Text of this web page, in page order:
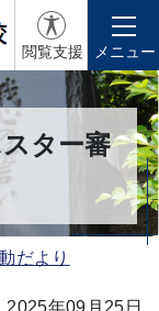
閲覧支援 メニュー
ター審
だより
2025年09月25日